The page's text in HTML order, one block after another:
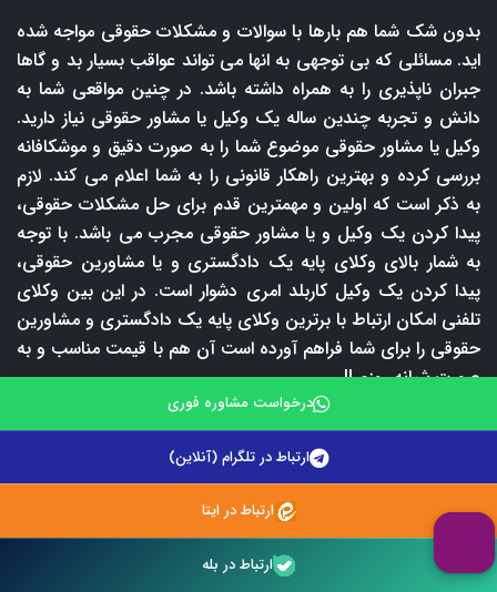
بدون شک شما هم بارها با سوالات و مشکلات حقوقی مواجه شده
اید. مسائلی که بی توجهی به انها می تواند عواقب بسیار بد و گاها
جبران ناپذیری را به همراه داشته باشد. در چنین مواقعی شما به
دانش و تجربه چندین ساله یک وکیل یا مشاور حقوقی نیاز دارید.
وکیل یا مشاور حقوقی موضوع شما را به صورت دقیق و موشکافانه
بررسی کرده و بهترین راهکار قانونی را به شما اعلام می کند. لازم
به ذکر است که اولین و مهمترین قدم برای حل مشکلات حقوقی،
پیدا کردن یک وکیل و یا مشاور حقوقی مجرب می باشد. با توجه
به شمار بالای وکلای پایه یک دادگستری و یا مشاورین حقوقی،
پیدا کردن یک وکیل کاربلد امری دشوار است. در این بین وکلای
تلفنی امکان ارتباط با برترین وکلای پایه یک دادگستری و مشاورین
حقوقی را برای شما فراهم آورده است آن هم با قیمت مناسب و به
صورت شبانه روزی!!
ما در وکلای تلفنی همه جوانب را سنجیده و در راستای ارائه
بهترین خدمات حقوقی در ایران از هیچ تلاشی مضایقه نکرده ایم.
نتیجه این تلاش شبانه روزی، داشتن یک تیم حقوقی قوی و ارائه
خدمات حقوقی به بهترین شکل ممکن شده است. خدمات حقوقی
ارائه شده توسط تیم وکلای تلفنی بسیار گسترده و متنوع می باشد
و شما می توانید متناسب با شرایط و نیاز حقوقی خود از این
درخواست مشاوره فوری
ارتباط در تلگرام (آنلاین)
ارتباط در ایتا
ارتباط در بله